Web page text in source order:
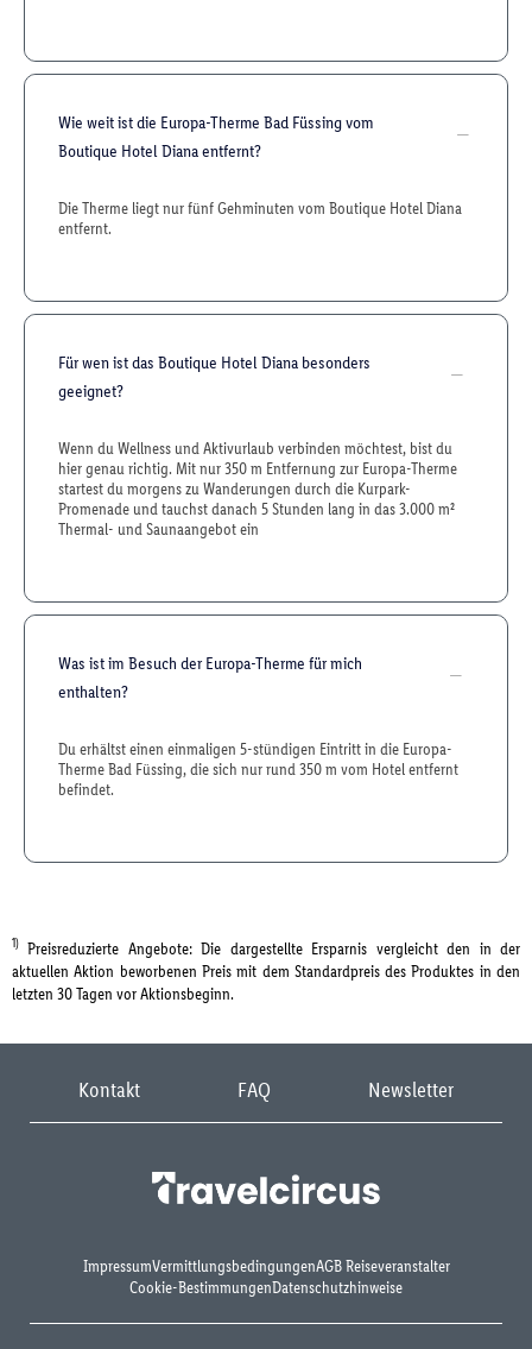
Wie weit ist die Europa-Therme Bad Füssing vom
Boutique Hotel Diana entfernt?
Die Therme liegt nur fünf Gehminuten vom Boutique Hotel Diana
entfernt.
Für wen ist das Boutique Hotel Diana besonders
geeignet?
Wenn du Wellness und Aktivurlaub verbinden möchtest, bist du
hier genau richtig. Mit nur 350 m Entfernung zur Europa-Therme
startest du morgens zu Wanderungen durch die Kurpark-
Promenade und tauchst danach 5 Stunden lang in das 3.000 m²
Thermal- und Sauna­angebot ein
Was ist im Besuch der Europa-Therme für mich
enthalten?
Du erhältst einen einmaligen 5-stündigen Eintritt in die Europa-
Therme Bad Füssing, die sich nur rund 350 m vom Hotel entfernt
befindet.
1) Preisreduzierte Angebote: Die dargestellte Ersparnis vergleicht den in der
aktuellen Aktion beworbenen Preis mit dem Standardpreis des Produktes in den
letzten 30 Tagen vor Aktionsbeginn.
Kontakt FAQ Newsletter
ImpressumVermittlungsbedingungenAGB Reiseveranstalter
Cookie-BestimmungenDatenschutzhinweise